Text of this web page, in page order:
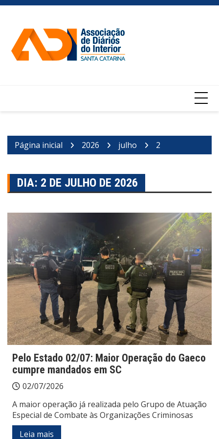
Ir
conteúdo
Página inicial 2026 julho 2
DIA: 2 DE JULHO DE 2026
Pelo Estado 02/07: Maior Operação do Gaeco
cumpre mandados em SC
02/07/2026
A maior operação já realizada pelo Grupo de Atuação
Especial de Combate às Organizações Criminosas
Leia mais